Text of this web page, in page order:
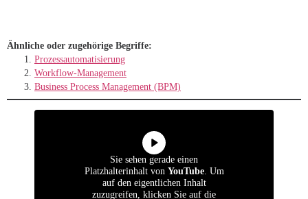
Ähnliche oder zugehörige Begriffe:
Prozessautomatisierung
Workflow-Management
Business Process Management (BPM)
Sie sehen gerade einen
Platzhalterinhalt von YouTube. Um
auf den eigentlichen Inhalt
zuzugreifen, klicken Sie auf die